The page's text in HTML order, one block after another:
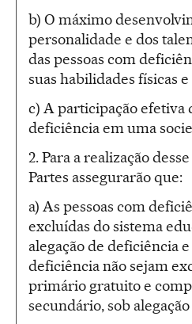
b) O máximo
personalidade e dos
das pessoas com
suas habilidades físicas
c) A participação efetiva
deficiência em uma
2. Para a realização
Partes assegurarão que:
a) As pessoas com
excluídas do sistema
alegação de deficiência
deficiência não sejam
primário gratuito e
secundário, sob